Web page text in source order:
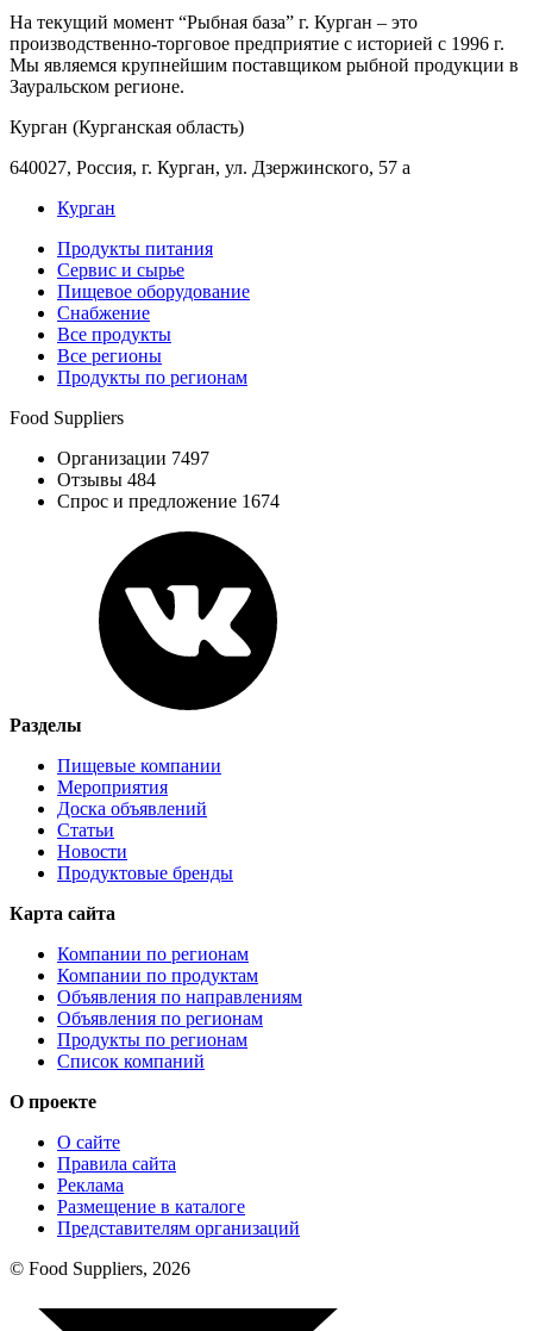
На текущий момент “Рыбная база” г. Курган – это
производственно-торговое предприятие с историей с 1996 г.
Мы являемся крупнейшим поставщиком рыбной продукции в
Зауральском регионе.
Курган (Курганская область)
640027, Россия, г. Курган, ул. Дзержинского, 57 а
Курган
Продукты питания
Сервис и сырье
Пищевое оборудование
Снабжение
Все продукты
Все регионы
Продукты по регионам
Food Suppliers
Организации 7497
Отзывы 484
Спрос и предложение 1674
Разделы
Пищевые компании
Мероприятия
Доска объявлений
Статьи
Новости
Продуктовые бренды
Карта сайта
Компании по регионам
Компании по продуктам
Объявления по направлениям
Объявления по регионам
Продукты по регионам
Список компаний
О проекте
О сайте
Правила сайта
Реклама
Размещение в каталоге
Представителям организаций
© Food Suppliers, 2026